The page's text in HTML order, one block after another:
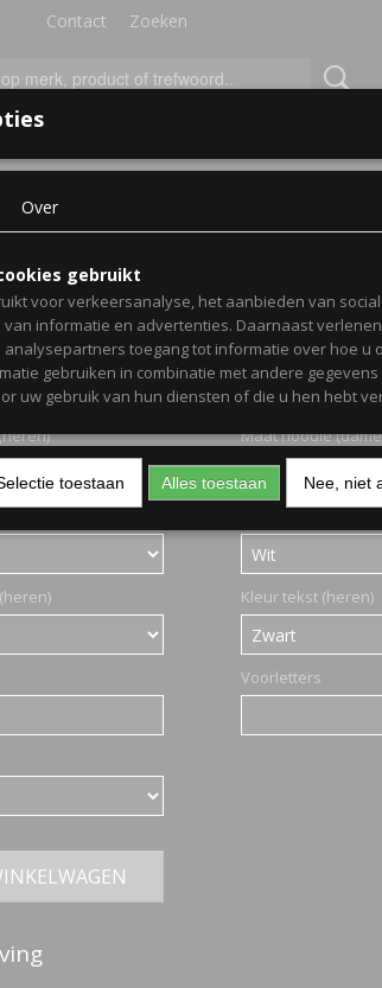
Contact Zoeken
in romeinse cijfers en voorletters
koppel hoodies
cijfers en
(inclusief btw 21%)
Maat hoodie
Kleur tekst (heren)
Voorletters
Over
gebruikt
voor verkeersanalyse, het aanbieden van
informatie en advertenties. Daarnaast
toegang tot informatie over hoe u
gebruiken in combinatie met andere gegevens
uw gebruik van hun diensten of die u hen hebt
toestaan Alles toestaan Nee, niet